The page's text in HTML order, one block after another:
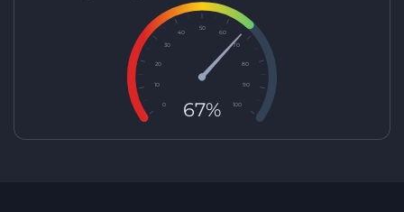
0
10
20
30
40
50
60
70
80
90
100
67%